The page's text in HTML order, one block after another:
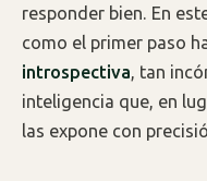
responder bien. En
como el primer paso
introspectiva, tan
inteligencia que, en
las expone con